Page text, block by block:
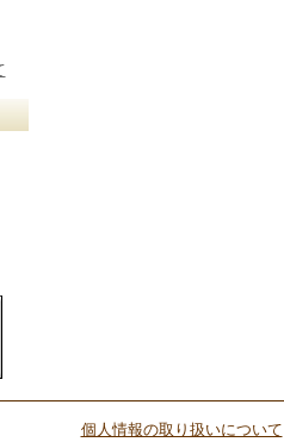
個人情報の取り扱いについて